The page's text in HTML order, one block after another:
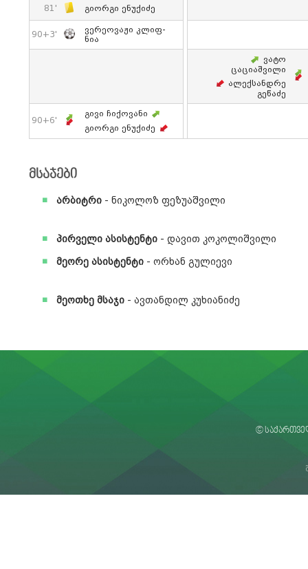
81' Გიორგი Ენუქიძე
90+3'
Ვერეოვაჟი Კლიფ-
Ნია
Ვატო
Ცაციაშვილი
Ალექსანდრე
Გეწაძე
90+6'
Გივი Ჩიქოვანი
Გიორგი Ენუქიძე
მსაჯები
არბიტრი - ნიკოლოზ ფეზუაშვილი
პირველი ასისტენტი - დავით კოკოლიშვილი
მეორე ასისტენტი - ორხან გულიევი
მეოთხე მსაჯი - ავთანდილ კუხიანიძე
©